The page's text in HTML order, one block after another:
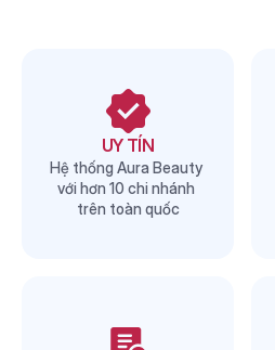
UY TÍN
Hệ thống Aura Beauty
với hơn 10 chi nhánh
trên toàn quốc